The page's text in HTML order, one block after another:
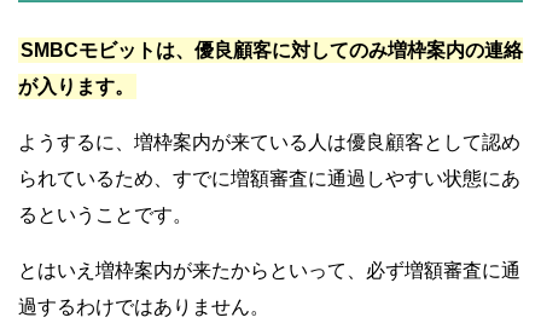
SMBCモビットは、優良顧客に対してのみ増枠案内の連絡
が入ります。
ようするに、増枠案内が来ている人は優良顧客として認め
られているため、すでに増額審査に通過しやすい状態にあ
るということです。
とはいえ増枠案内が来たからといって、必ず増額審査に通
過するわけではありません。